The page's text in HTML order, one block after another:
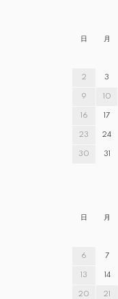
日 月
2 3
9 10
16 17
23 24
30 31
日 月
6 7
13 14
20 21